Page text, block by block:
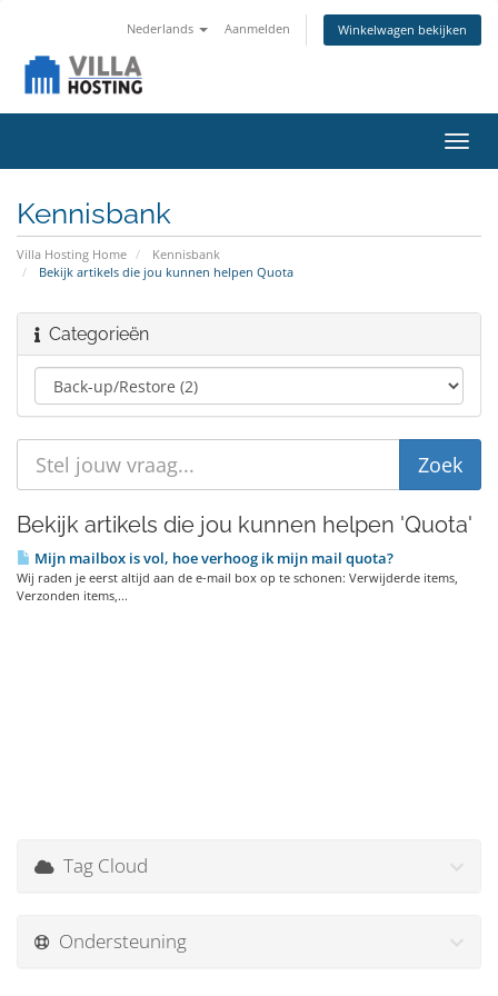
Nederlands Aanmelden Winkelwagen bekijken
in-/
Kennisbank
Villa Hosting Home
Kennisbank
Bekijk artikels die jou kunnen helpen Quota
Categorieën
Bekijk artikels die jou kunnen helpen 'Quota'
Mijn mailbox is vol, hoe verhoog ik mijn mail quota?
Wij raden je eerst altijd aan de e-mail box op te schonen: Verwijderde items,
Verzonden items,...
Tag Cloud
Ondersteuning